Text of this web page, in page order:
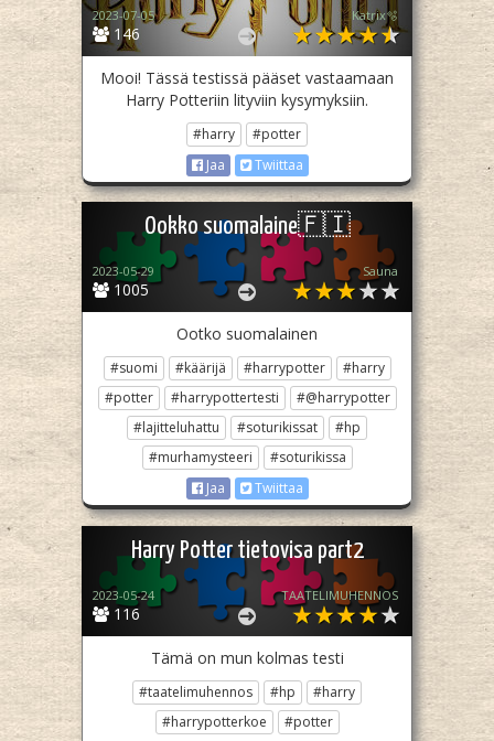
146
2023-07-05 Katrix🫧
Mooi! Tässä testissä pääset vastaamaan
Harry Potteriin lityviin kysymyksiin.
#harry
#potter
Jaa
Twiittaa
Ookko suomalaine🇫🇮
1005
2023-05-29 Sauna
Ootko suomalainen
#suomi #käärijä #harrypotter
#harry
#potter
#harrypottertesti
#@harrypotter
#lajitteluhattu
#soturikissat
#hp
#murhamysteeri
#soturikissa
Jaa
Twiittaa
Harry Potter tietovisa part2
116
2023-05-24 TAATELIMUHENNOS
Tämä on mun kolmas testi
#taatelimuhennos #hp
#harry
#harrypotterkoe
#potter